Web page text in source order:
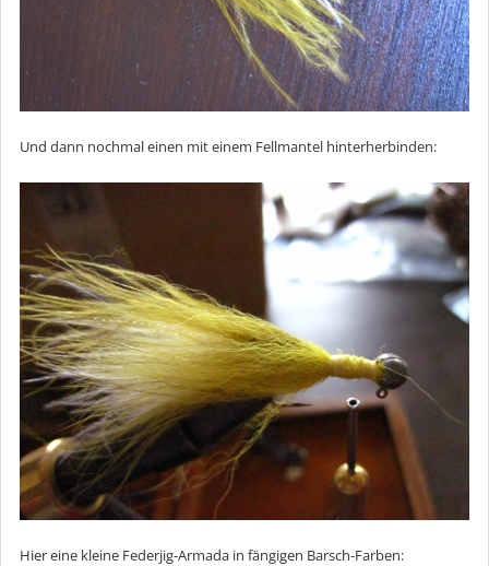
Und dann nochmal einen mit einem Fellmantel hinterherbinden:
Hier eine kleine Federjig-Armada in fängigen Barsch-Farben: